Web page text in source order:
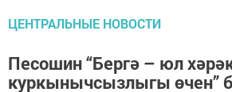
ЦЕНТРАЛЬНЫЕ НОВОСТИ
Песошин “Бергә – юл
куркынычсызлыгы өчен”